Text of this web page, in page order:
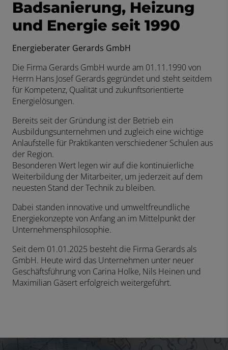
Badsanierung, Heizung
und Energie seit 1990
Energieberater Gerards GmbH
Die Firma Gerards GmbH wurde am 01.11.1990 von
Herrn Hans Josef Gerards gegründet und steht seitdem
für Kompetenz, Qualität und zukunftsorientierte
Energielösungen.
Bereits seit der Gründung ist der Betrieb ein
Ausbildungsunternehmen und zugleich eine wichtige
Anlaufstelle für Praktikanten verschiedener Schulen aus
der Region.
Besonderen Wert legen wir auf die kontinuierliche
Weiterbildung der Mitarbeiter, um jederzeit auf dem
neuesten Stand der Technik zu bleiben.
Dabei standen innovative und umweltfreundliche
Energiekonzepte von Anfang an im Mittelpunkt der
Unternehmensphilosophie.
Seit dem 01.01.2025 besteht die Firma Gerards als
GmbH. Heute wird das Unternehmen unter neuer
Geschäftsführung von Carina Holke, Nils Heinen und
Maximilian Gäsert erfolgreich weitergeführt.